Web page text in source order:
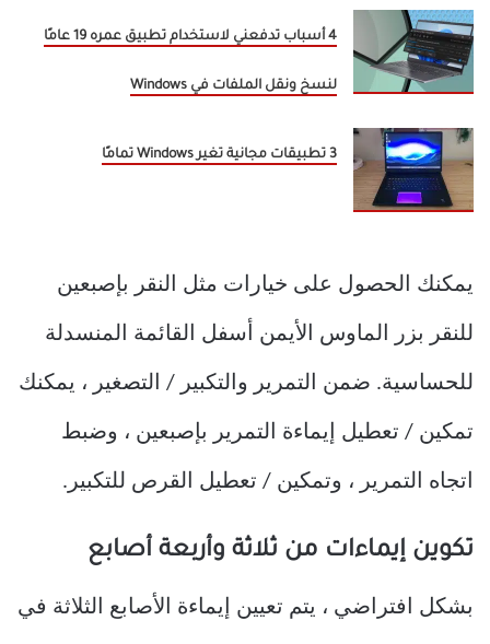
4 أسباب تدفعني لاستخدام تطبيق عمره 19 عامًا
لنسخ ونقل الملفات في Windows
3 تطبيقات مجانية تغير Windows تمامًا
يمكنك الحصول على خيارات مثل النقر بإصبعين
للنقر بزر الماوس الأيمن أسفل القائمة المنسدلة
للحساسية. ضمن التمرير والتكبير / التصغير ، يمكنك
تمكين / تعطيل إيماءة التمرير بإصبعين ، وضبط
اتجاه التمرير ، وتمكين / تعطيل القرص للتكبير.
تكوين إيماءات من ثلاثة وأربعة أصابع
بشكل افتراضي ، يتم تعيين إيماءة الأصابع الثلاثة في